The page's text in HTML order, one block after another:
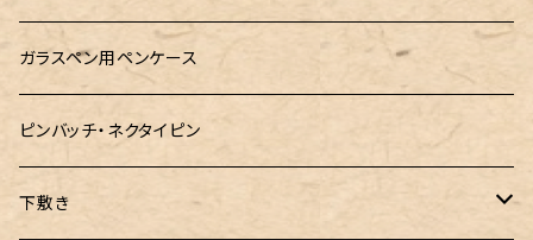
MONTEVERDE(モンテベルテ)
LAMY（ラミー）
ぺんてる
工房sokoharo（そこはろ）
CRUCIAL（クルーシャル）御朱印帳
ガラスペン用ペンケース
ピンバッチ・ネクタイピン
下敷き